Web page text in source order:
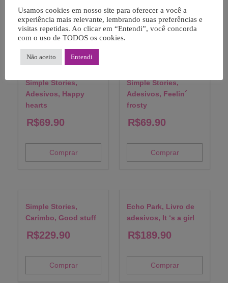
Produtos Relacionados
Simple Stories,
Adesivos, Happy
hearts
R$69.90
Comprar
Simple Stories,
Adesivos, Feelin´
frosty
R$69.90
Comprar
Simple Stories,
Carimbo, Good stuff
R$229.90
Comprar
Echo Park, Livro de
adesivos, It ‘s a girl
R$189.90
Comprar
Usamos cookies em nosso site para oferecer a você a
experiência mais relevante, lembrando suas preferências e
visitas repetidas. Ao clicar em “Entendi”, você concorda
com o uso de TODOS os cookies.
Não aceito Entendi